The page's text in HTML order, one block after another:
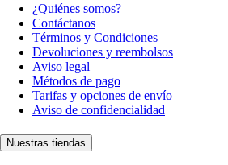
¿Quiénes somos?
Contáctanos
Términos y Condiciones
Devoluciones y reembolsos
Aviso legal
Métodos de pago
Tarifas y opciones de envío
Aviso de confidencialidad
Nuestras tiendas